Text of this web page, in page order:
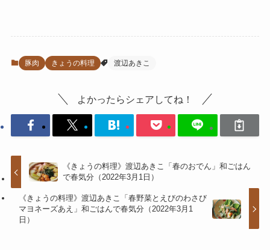
豚肉 きょうの料理 渡辺あきこ
よかったらシェアしてね！
《きょうの料理》渡辺あきこ「春のおでん」和ごはん
で春気分（2022年3月1日）
《きょうの料理》渡辺あきこ「春野菜とえびのわさび
マヨネーズあえ」和ごはんで春気分（2022年3月1
日）